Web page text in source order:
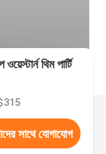
থিম পার্টি
সাথে যোগাযোগ